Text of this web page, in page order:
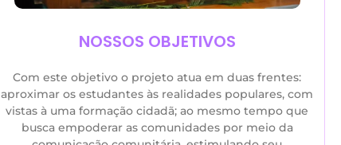
NOSSOS OBJETIVOS
Com este objetivo o projeto atua em duas frentes:
aproximar os estudantes às realidades populares, com
vistas à uma formação cidadã; ao mesmo tempo que
busca empoderar as comunidades por meio da